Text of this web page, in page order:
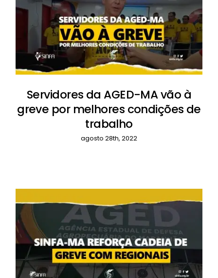
Servidores da AGED-MA vão à
greve por melhores condições de
trabalho
agosto 28th, 2022